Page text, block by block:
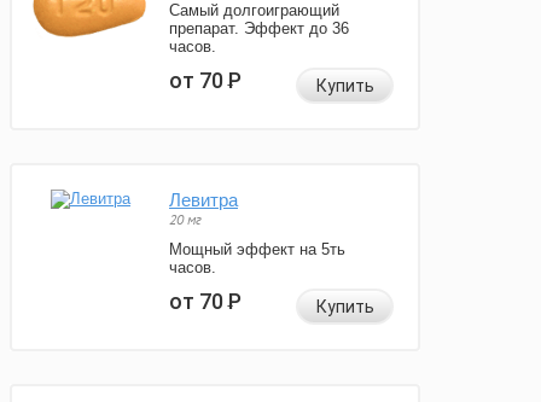
Самый долгоиграющий
препарат. Эффект до 36
часов.
от 70Р Купить
Левитра
20 мг
Мощный эффект на 5ть
часов.
от 70Р Купить